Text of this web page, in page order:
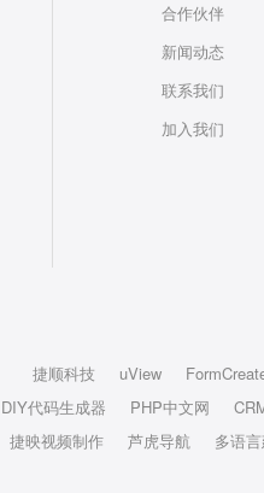
合作伙伴
新闻动态
联系我们
加入我们
捷顺科技 uView
DIY代码生成器 PHP中文网
捷映视频制作 芦虎导航 多语